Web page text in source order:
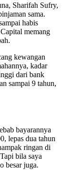
Sharifah Sufry,
sama.
habis
memang
kewangan
kadar
dari bank
sampai 9 tahun,
bayarannya
lepas dua tahun
ringan di
bila saya
besar juga.